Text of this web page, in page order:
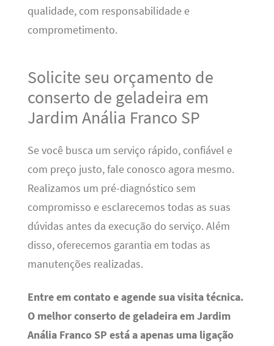
qualidade, com responsabilidade e
comprometimento.
Solicite seu orçamento de
conserto de geladeira em
Jardim Anália Franco SP
Se você busca um serviço rápido, confiável e
com preço justo, fale conosco agora mesmo.
Realizamos um pré-diagnóstico sem
compromisso e esclarecemos todas as suas
dúvidas antes da execução do serviço. Além
disso, oferecemos garantia em todas as
manutenções realizadas.
Entre em contato e agende sua visita técnica.
O melhor conserto de geladeira em Jardim
Anália Franco SP está a apenas uma ligação